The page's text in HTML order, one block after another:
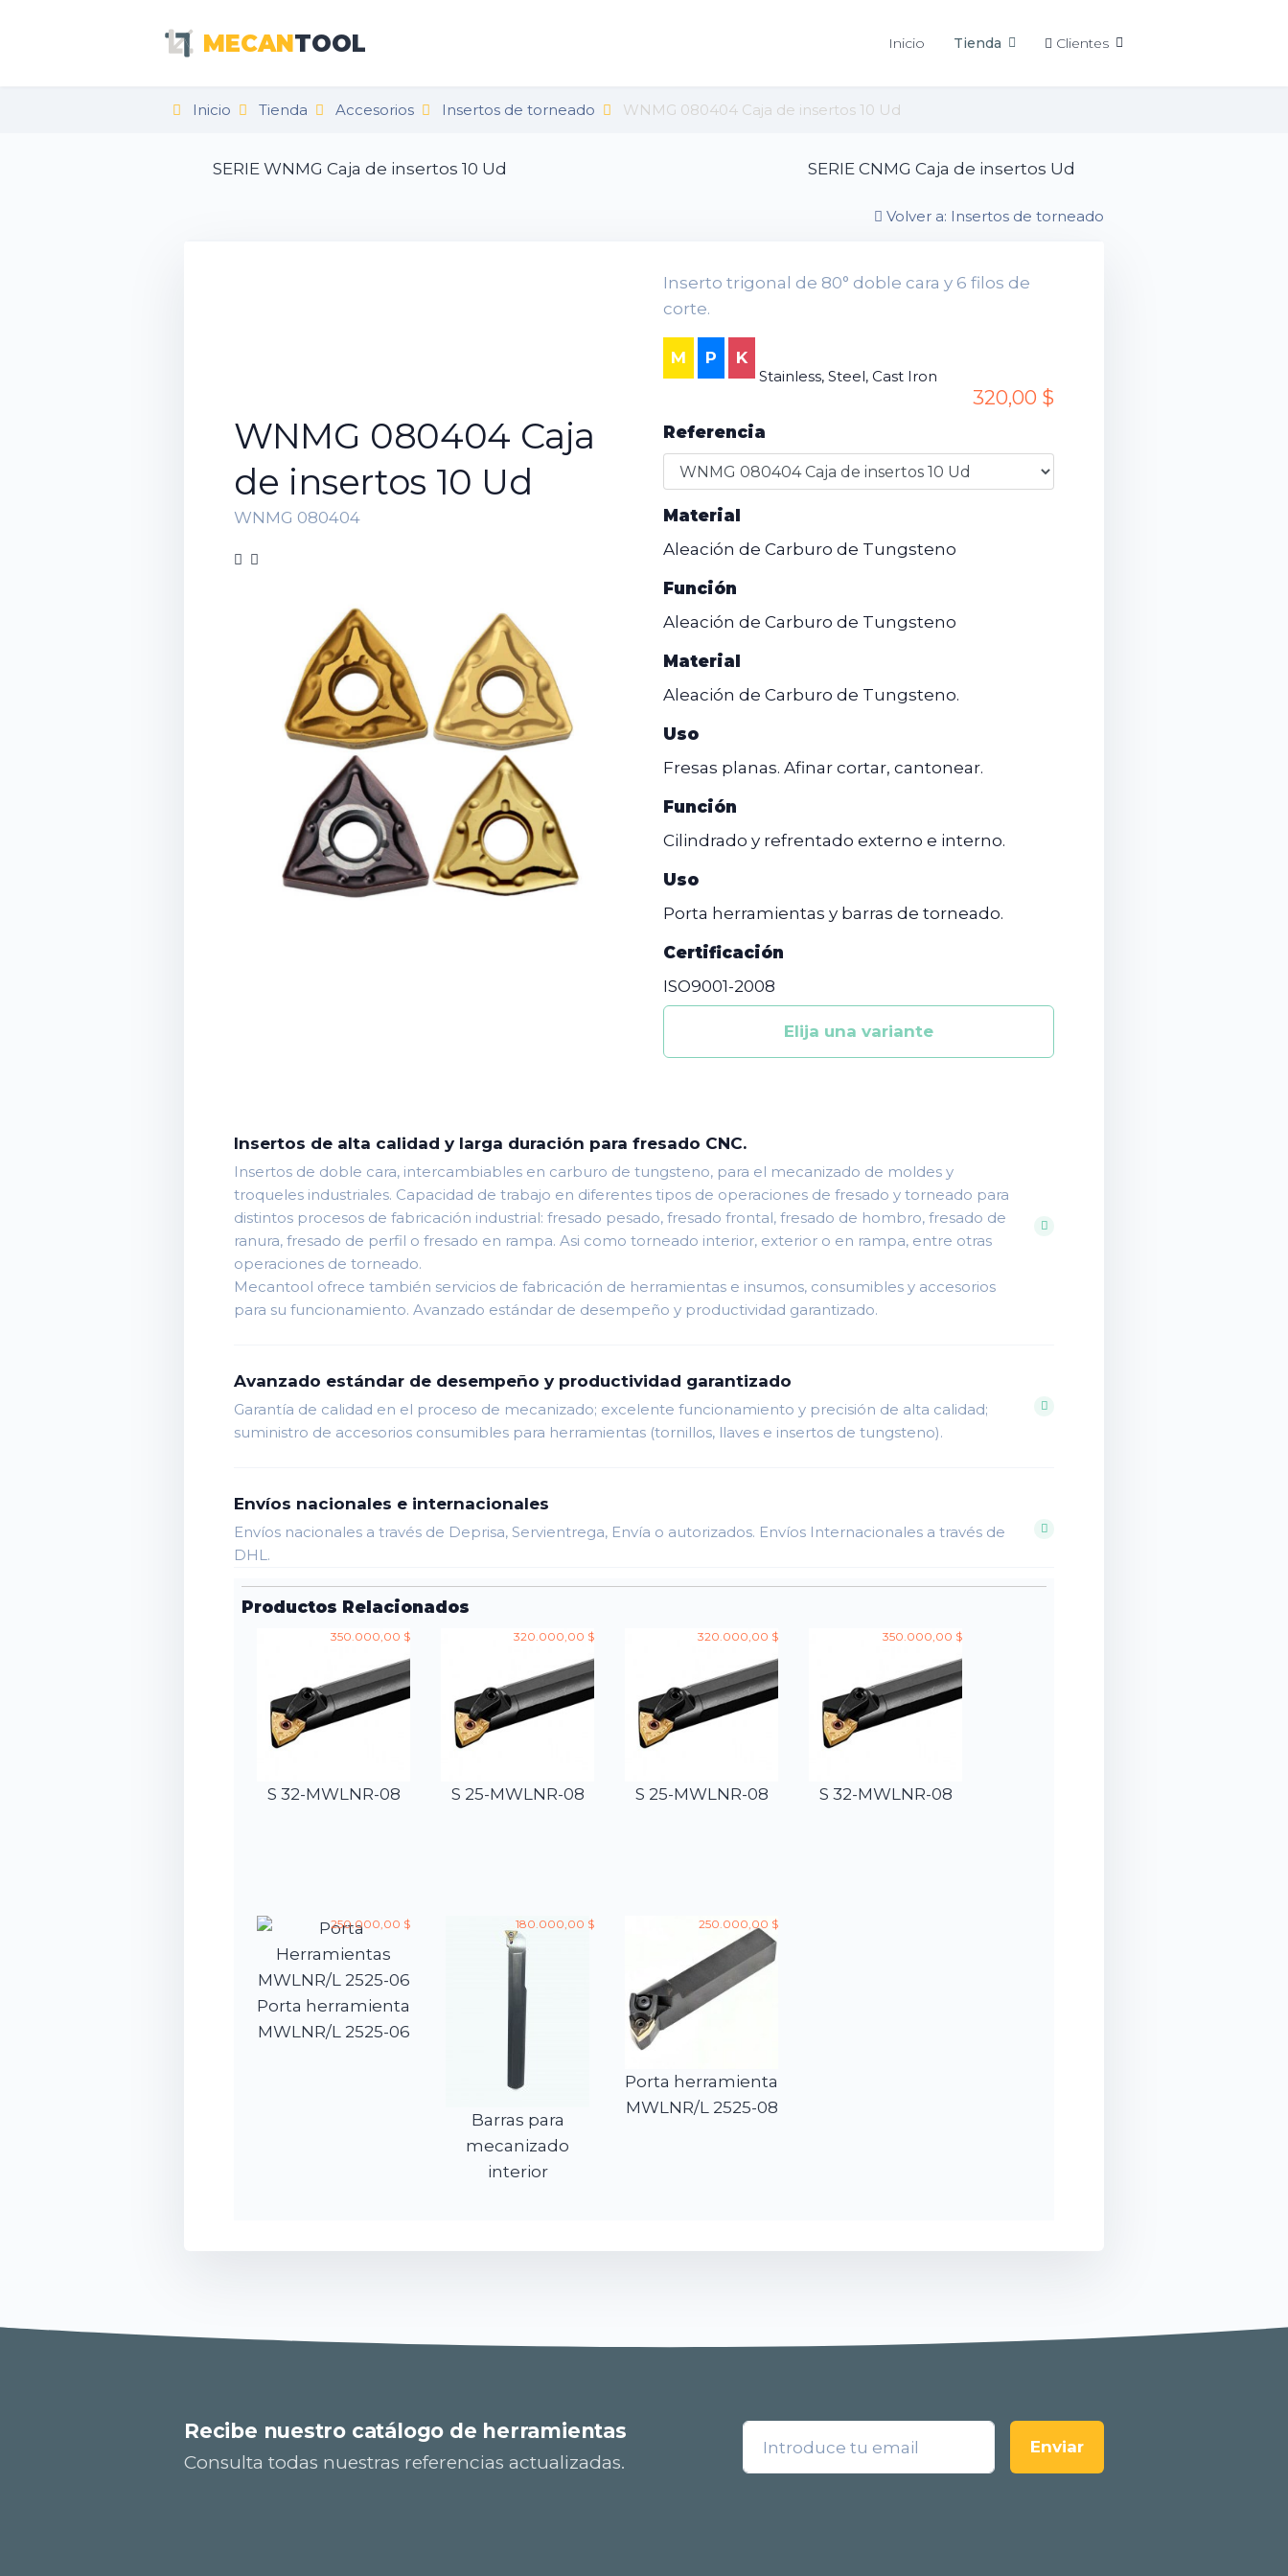
MECANTOOL Inicio Tienda Clientes
Inicio Tienda Accesorios Insertos de torneado WNMG 080404 Caja de insertos 10 Ud
SERIE WNMG Caja de insertos 10 Ud SERIE CNMG Caja de insertos Ud
Volver a: Insertos de torneado
WNMG 080404 Caja
de insertos 10 Ud
WNMG 080404
Inserto trigonal de 80° doble cara y 6 filos de
corte.
M P K
Stainless, Steel, Cast Iron
320,00 $
Referencia
Material
Aleación de Carburo de Tungsteno
Función
Aleación de Carburo de Tungsteno
Material
Aleación de Carburo de Tungsteno.
Uso
Fresas planas. Afinar cortar, cantonear.
Función
Cilindrado y refrentado externo e interno.
Uso
Porta herramientas y barras de torneado.
Certificación
ISO9001-2008
Insertos de alta calidad y larga duración para fresado CNC.
Insertos de doble cara, intercambiables en carburo de tungsteno, para el mecanizado de moldes y
troqueles industriales. Capacidad de trabajo en diferentes tipos de operaciones de fresado y torneado para
distintos procesos de fabricación industrial: fresado pesado, fresado frontal, fresado de hombro, fresado de
ranura, fresado de perfil o fresado en rampa. Asi como torneado interior, exterior o en rampa, entre otras
operaciones de torneado.
Mecantool ofrece también servicios de fabricación de herramientas e insumos, consumibles y accesorios
para su funcionamiento. Avanzado estándar de desempeño y productividad garantizado.
Avanzado estándar de desempeño y productividad garantizado
Garantía de calidad en el proceso de mecanizado; excelente funcionamiento y precisión de alta calidad;
suministro de accesorios consumibles para herramientas (tornillos, llaves e insertos de tungsteno).
Envíos nacionales e internacionales
Envíos nacionales a través de Deprisa, Servientrega, Envía o autorizados. Envíos Internacionales a través de
DHL.
Productos Relacionados
S 32-MWLNR-08
350.000,00 $
S 25-MWLNR-08
320.000,00 $
S 25-MWLNR-08
320.000,00 $
S 32-MWLNR-08
350.000,00 $
Porta herramienta
MWLNR/L 2525-06
250.000,00 $
Barras para
mecanizado
interior
180.000,00 $
Porta herramienta
MWLNR/L 2525-08
250.000,00 $
Recibe nuestro catálogo de herramientas
Consulta todas nuestras referencias actualizadas.
Enviar